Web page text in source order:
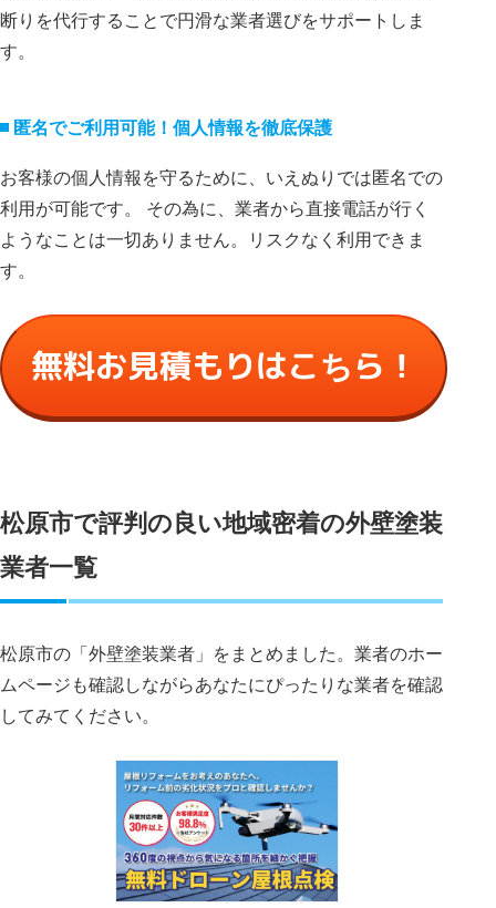
断りを代⾏することで円滑な業者選びをサポートしま
す。
匿名でご利⽤可能！個⼈情報を徹底保護
お客様の個⼈情報を守るために、いえぬりでは匿名での
利⽤が可能です。 その為に、業者から直接電話が⾏く
ようなことは⼀切ありません。リスクなく利⽤できま
す。
無料お見積もりはこちら！
松原市で評判の良い地域密着の外壁塗装
業者一覧
松原市の「外壁塗装業者」をまとめました。業者のホー
ムページも確認しながらあなたにぴったりな業者を確認
してみてください。